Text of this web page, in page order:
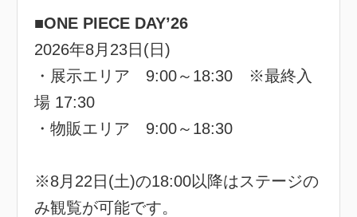
■ONE PIECE DAY’26
2026年8月23日(日)
・展示エリア 9:00～18:30 ※最終入
場 17:30
・物販エリア 9:00～18:30
※8月22日(土)の18:00以降はステージの
み観覧が可能です。